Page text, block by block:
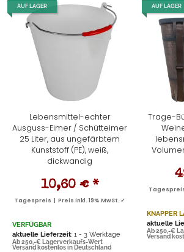
AUF LAGER
Lebensmittel-echter
Ausguss-Eimer / Schütteimer
25 Liter, aus ungefärbtem
Kunststoff (PE), weiß,
dickwandig
10,60 € *
Tagespreis | Preis inkl. 19% MwSt. ✓
VERFÜGBAR
aktuelle Lieferzeit: 1 - 3 Werktage
Ab 250,-€ Lagerverkaufs-Wert
Versand kostenlos in Deutschland
AUF LAGER
Trage-
KNAPPER
aktuelle
Ab 250,-€
Versand